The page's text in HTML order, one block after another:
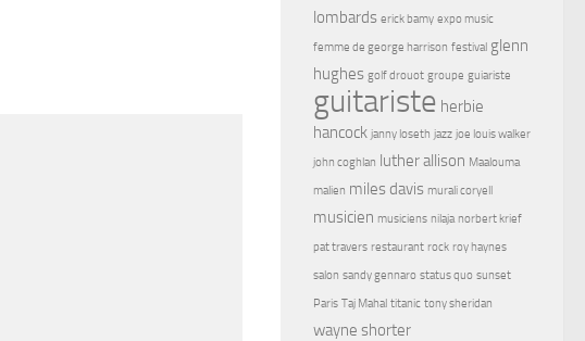
lombards erick bamy expo music
femme de george harrison festival glenn
hughes golf drouot groupe guiariste
guitariste herbie
hancock janny loseth jazz joe louis walker
john coghlan luther allison Maalouma
malien miles davis murali coryell
musicien musiciens nilaja norbert krief
pat travers restaurant rock roy haynes
salon sandy gennaro status quo sunset
Paris Taj Mahal titanic tony sheridan
wayne shorter